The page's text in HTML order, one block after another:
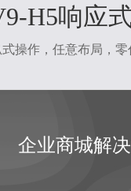
H5响应
操作，任意布局，
企业商城解